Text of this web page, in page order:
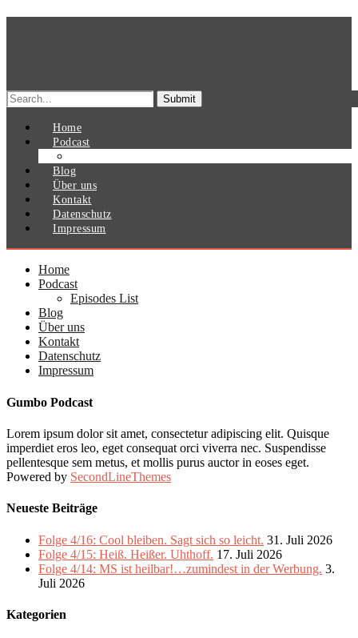
Search
for:
Home
Podcast
Blog
Über uns
Kontakt
Datenschutz
Impressum
Home
Podcast
Episodes List
Blog
Über uns
Kontakt
Datenschutz
Impressum
Gumbo Podcast
Lorem ipsum dolor sit amet, consectetur adipiscing elit. Quisque
imperdiet eros leo, eget consequat orci viverra nec. Suspendisse
pellentesque sem metus, et mollis purus auctor in eoses eget.
Powered by SecondLineThemes
Neueste Beiträge
Folge 4/16: Cool bleiben. Sagt sich so leicht. 31. Juli 2026
Folge 4/15: Heiß. Heißer. Uhthoff. 17. Juli 2026
Folge 4/14: MS ist heilbar!…zumindest in der Werbung. 3.
Juli 2026
Kategorien